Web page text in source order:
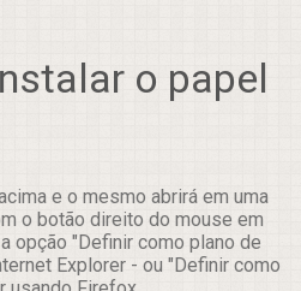
o papel
e o mesmo abrirá em uma
o botão direito do mouse em
opção "Definir como plano de
Explorer - ou "Definir como